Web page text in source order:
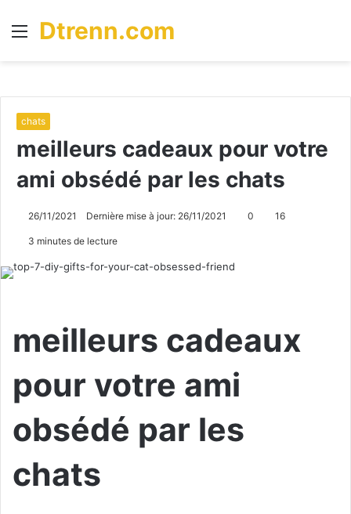
Menu
Dtrenn.com
chats
meilleurs cadeaux pour votre
ami obsédé par les chats
26/11/2021 Dernière mise à jour: 26/11/2021 0 16
3 minutes de lecture
meilleurs cadeaux
pour votre ami
obsédé par les
chats